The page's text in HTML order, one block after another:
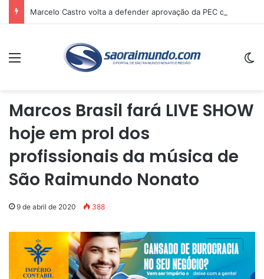
Menu
Marcos Brasil fará LIVE SHOW
hoje em prol dos
profissionais da música de
São Raimundo Nonato
9 de abril de 2020 388